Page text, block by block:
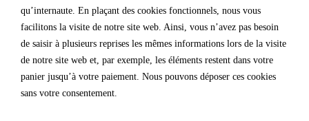
qu’internaute. En plaçant des cookies fonctionnels, nous vous
facilitons la visite de notre site web. Ainsi, vous n’avez pas besoin
de saisir à plusieurs reprises les mêmes informations lors de la visite
de notre site web et, par exemple, les éléments restent dans votre
panier jusqu’à votre paiement. Nous pouvons déposer ces cookies
sans votre consentement.